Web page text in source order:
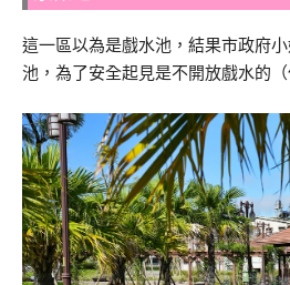
這一區以為是戲水池，結果市政府
池，為了安全起見是不開放戲水的（